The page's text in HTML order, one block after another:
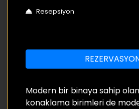
Resepsiyon
Modern bir binaya sahip
konaklama birimleri de